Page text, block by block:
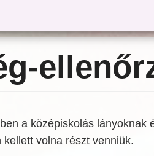
a középiskolás lányoknak
volna részt venniük.